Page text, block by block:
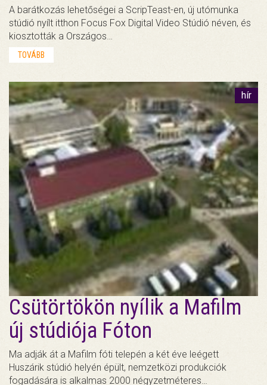
A barátkozás lehetőségei a ScripTeast-en, új utómunka
stúdió nyílt itthon Focus Fox Digital Video Stúdió néven, és
kiosztották a Országos…
TOVÁBB
hír
Csütörtökön nyílik a Mafilm
új stúdiója Fóton
Ma adják át a Mafilm fóti telepén a két éve leégett
Huszárik stúdió helyén épült, nemzetközi produkciók
fogadására is alkalmas 2000 négyzetméteres…